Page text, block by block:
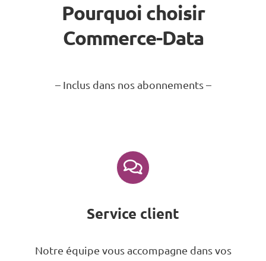
Pourquoi choisir
Commerce-Data
– Inclus dans nos abonnements –
Service client
Notre équipe vous accompagne dans vos